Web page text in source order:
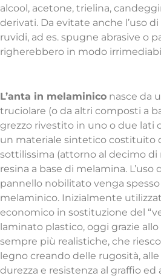
L’anta in melaminico nasce da
truciolare (o da altri composti a
grezzo rivestito in uno o due lati
un materiale sintetico costituito
sottilissima (attorno al decimo
resina a base di melamina. L’uso
pannello nobilitato venga
melaminico. Inizialmente
economico in sostituzione del
laminato plastico, oggi grazie
sempre più realistiche, che
legno creando delle rugosità,
durezza e resistenza al graffio ed
alcool, acetone, trielina,
derivati. Da evitate anche l’uso
ruvidi, ad es. spugne abrasive o
righerebbero in modo